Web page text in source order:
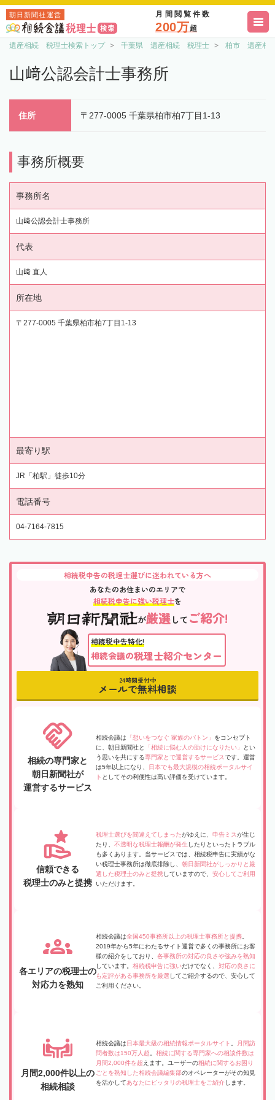
朝日新聞社運営 月間閲覧件数
200万超
遺産相続 税理士検索トップ 千葉県 遺産相続 税理士 柏市 遺産相
山﨑公認会計士事務所
住所 〒277-0005 千葉県柏市柏7丁目1-13
事務所概要
事務所名
山﨑公認会計士事務所
代表
山﨑 直人
所在地
〒277-0005 千葉県柏市柏7丁目1-13
最寄り駅
JR「柏駅」徒歩10分
電話番号
04-7164-7815
相続税申告の税理士選びに迷われている方へ
あなたのお住まいのエリアで
相続税申告に強い税理士を
が厳選して ご紹介!
相続税申告特化!
相続会議の税理士紹介センター
24時間受付中
メールで無料相談
相続の専門家と
朝日新聞社が
運営するサービス
相続会議は 「想いをつなぐ 家族のバトン」 をコンセプト
に、朝日新聞社と
「相続に悩む人の助けになりたい」
とい
う思いを共にする専門家とで運営するサービスです。運営
は5年以上になり、
日本でも最大規模の相続ポータルサイ
ト としてその利便性は高い評価を受けています。
信頼できる
税理士のみと提携
税理士選びを間違えてしまったがゆえに、 申告ミスが生じ
たり、 不透明な税理士報酬が発生 したりといったトラブル
も多くあります。当サービスでは、相続税申告に実績がな
い税理士事務所は徹底排除し、 朝日新聞社がしっかりと厳
選した税理士のみと提携していますので、 安心してご利用
いただけます。
各エリアの税理士の
対応力を熟知
相続会議は全国450事務所以上の税理士事務所と提携
2019年から5年にわたるサイト運営で多くの事務所にお客
様の紹介をしており、 各事務所の対応の良さや強みを熟知
しています。 相続税申告に強いだけでなく、 対応の良さに
も定評がある事務所を厳選 してご紹介するので、安心して
ご利用ください。
月間2,000件以上の
相続相談
相続会議は 日本最大級の相続情報ポータルサイト
月間訪
問者数は150万人超
相続に関する専門家への相談件数は
月間2,000件を超 えます。ユーザーの相続に関するお困り
ごとを熟知した相続会議編集部のオペレーターがその知見
を活かしてあなたにピッタリの税理士をご紹介 します。